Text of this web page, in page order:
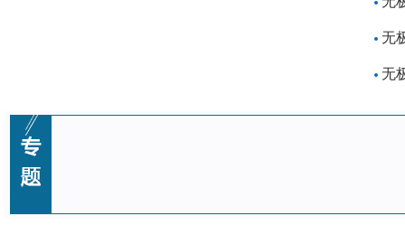
无
无